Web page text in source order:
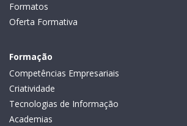
Formatos
Oferta Formativa
Formação
Competências Empresariais
Criatividade
Tecnologias de Informação
Academias